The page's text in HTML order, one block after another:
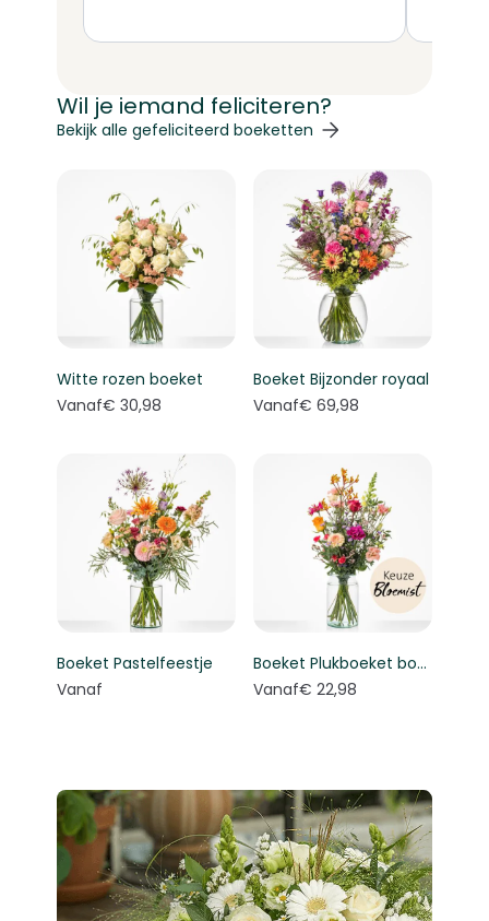
Wil je iemand feliciteren?
Navigeren door de elementen van de carrousel is
Druk om carrousel over te slaan
Bekijk alle gefeliciteerd boeketten
Witte rozen boeket
Vanaf€ 30,98
Boeket Bijzonder royaal
Vanaf€ 69,98
Boeket Pastelfeestje
Vanaf
Boeket Plukboeket bont - Keuze bloemist
Vanaf€ 22,98